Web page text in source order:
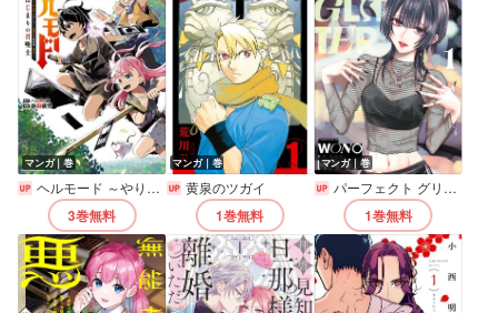
マンガ｜巻
ヘルモード ～やり込み好きのゲーマーは廃設定の異世界で無双する～はじまりの召喚士
3巻無料
マンガ｜巻
黄泉のツガイ
1巻無料
マンガ｜巻
パーフェクト グリッター
1巻無料